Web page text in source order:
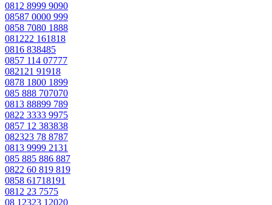
0812 8999 9090
08587 0000 999
0858 7080 1888
081222 161818
0816 838485
0857 114 07777
082121 91918
0878 1800 1899
085 888 707070
0813 88899 789
0822 3333 9975
0857 12 383838
082323 78 8787
0813 9999 2131
085 885 886 887
0822 60 819 819
0858 61718191
0812 23 7575
08 12323 12020